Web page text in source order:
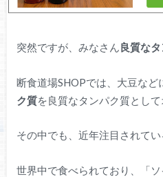
突然ですが、みなさん良質な
断食道場SHOPでは、大豆など
ク質を良質なタンパク質として
その中でも、近年注目されて
世界中で食べられており、「ソ